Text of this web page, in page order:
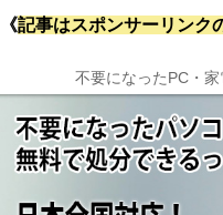
《記事はスポンサーリンク
不要になったPC・